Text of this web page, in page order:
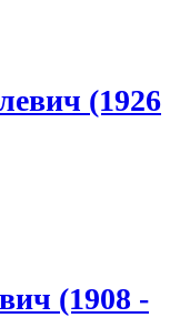
(1926
(1908 -